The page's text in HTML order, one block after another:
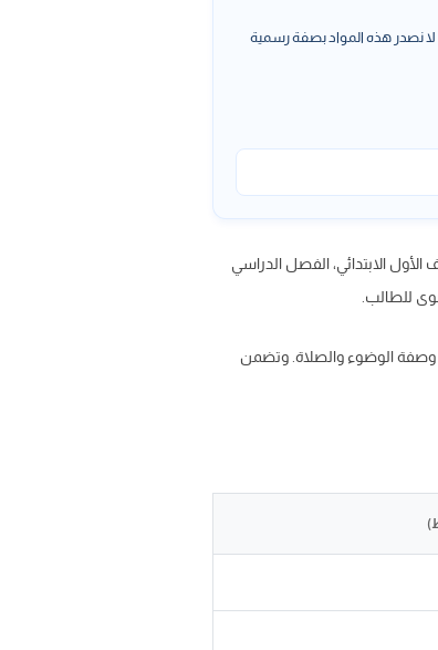
لا نصدر هذه المواد بصفة رسمية
الأول الابتدائي، الفصل الدراسي
وصفة الوضوء والصلاة. وتضمن